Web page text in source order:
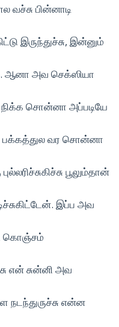
வச்சு பின்னாடி
இருந்துச்சு, இன்னும்
ஆனா அவ செக்ஸியா
சொன்னா அப்படியே
பக்கத்துல வர சொன்னா
பூலும்தான்
இப்ப அவ
கொஞ்சம்
என் சுன்னி அவ
நடந்துருச்சு என்ன